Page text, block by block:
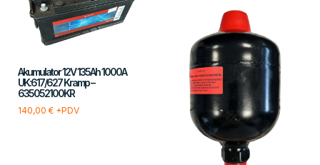
Akumulator 12V 135Ah 1000A
UK:617/627 Kramp –
635052100KR
140,00 € +PDV